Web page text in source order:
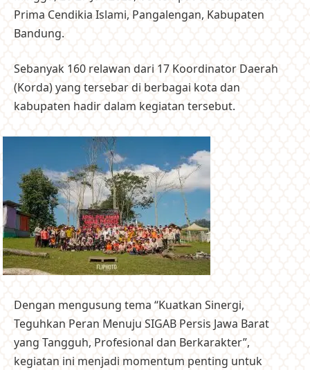
Prima Cendikia Islami, Pangalengan, Kabupaten
Bandung.
Sebanyak 160 relawan dari 17 Koordinator Daerah
(Korda) yang tersebar di berbagai kota dan
kabupaten hadir dalam kegiatan tersebut.
Dengan mengusung tema “Kuatkan Sinergi,
Teguhkan Peran Menuju SIGAB Persis Jawa Barat
yang Tangguh, Profesional dan Berkarakter”,
kegiatan ini menjadi momentum penting untuk